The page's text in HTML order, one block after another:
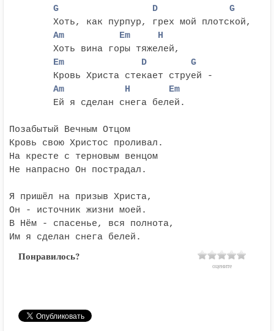
	G                 D             G
	Am          Em     H
	Em              D        G
	Am           H       Em
Позабытый Вечным Отцом
Кровь свою Христос проливал.
На кресте с терновым венцом
Не напрасно Он пострадал.
Я пришёл на призыв Христа,
Он - источник жизни моей.
В Нём - спасенье, вся полнота,
Им я сделан снега белей.
Понравилось?
оцените